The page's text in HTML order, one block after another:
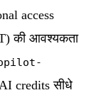
access
की आवश्यकता
credits सीधे